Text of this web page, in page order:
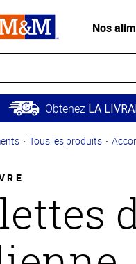
Nos
Obtenez LA
Tous les produits